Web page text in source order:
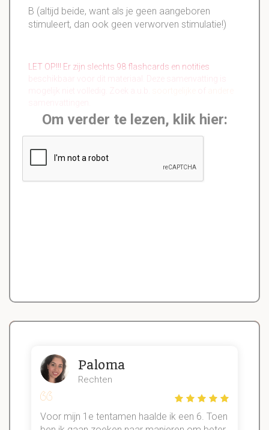
B (altijd beide, want als je geen aangeboren
stimuleert, dan ook geen verworven stimulatie!)
LET OP!!! Er zijn slechts 98 flashcards en notities
beschikbaar voor dit materiaal. Deze samenvatting is
Om verder te lezen, klik hier:
Paloma
Rechten
Voor mijn 1e tentamen haalde ik een 6. Toen